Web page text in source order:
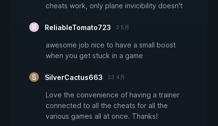
cheats work, only plane invicibility doesn't
ReliableTomato723 3 5月
awesome job nice to have a small boost
when you get stuck in a game
SilverCactus663 23 4月
Love the convenience of having a trainer
connected to all the cheats for all the
various games all at once. Thanks!